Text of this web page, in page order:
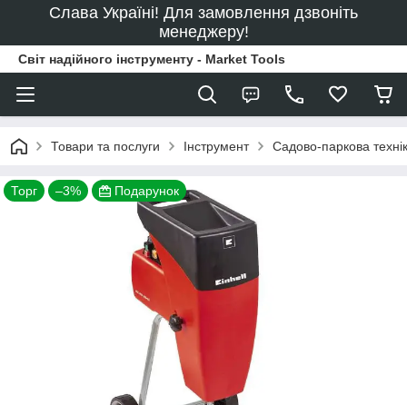
Слава Україні! Для замовлення дзвоніть
менеджеру!
Світ надійного інструменту - Market Tools
Товари та послуги Інструмент Садово-паркова
Торг –3% Подарунок